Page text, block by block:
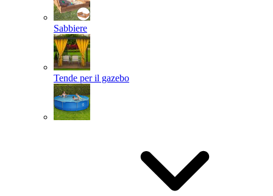
Sabbiere
Tende per il gazebo